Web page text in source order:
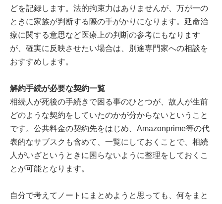
どを記録します。法的拘束力はありませんが、万が一の
ときに家族が判断する際の手がかりになります。延命治
療に関する意思など医療上の判断の参考にもなります
が、確実に反映させたい場合は、別途専門家への相談を
おすすめします。
解約手続が必要な契約一覧
相続人が死後の手続きで困る事のひとつが、故人が生前
どのような契約をしていたのかが分からないということ
です。公共料金の契約先をはじめ、Amazonprime等の代
表的なサブスクも含めて、一覧にしておくことで、相続
人がいざというときに困らないように整理をしておくこ
とが可能となります。
自分で考えてノートにまとめようと思っても、何をまと